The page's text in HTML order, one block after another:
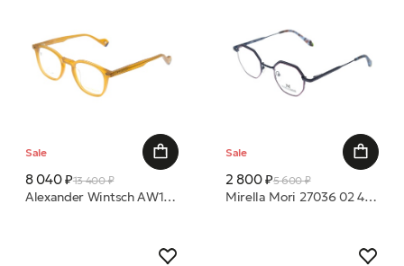
Sale
8 040 ₽13 400 ₽
Alexander Wintsch AW1803 C2 48/22 (Р)оправа
Sale
2 800 ₽5 600 ₽
Mirella Mori 27036 02 45/24 оправа